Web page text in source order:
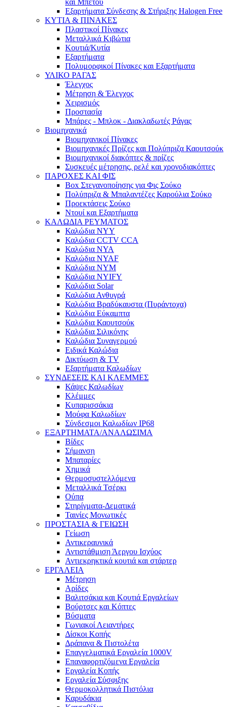
και Μπετού
Εξαρτήματα Σύνδεσης & Στήριξης Halogen Free
ΚΥΤΙΑ & ΠΙΝΑΚΕΣ
Πλαστικοί Πίνακες
Μεταλλικά Κιβώτια
Κουτιά/Κυτία
Εξαρτήματα
Πολυμορφικοί Πίνακες και Εξαρτήματα
ΥΛΙΚΟ ΡΑΓΑΣ
Έλεγχος
Μέτρηση & Έλεγχος
Χειρισμός
Προστασία
Μπάρες - Μπλοκ - Διακλαδωτές Ράγας
Βιομηχανικά
Βιομηχανικοί Πίνακες
Βιομηχανικές Πρίζες και Πολύπριζα Καουτσούκ
Βιομηχανικοί διακόπτες & πρίζες
Συσκευές μέτρησης, ρελέ και χρονοδιακόπτες
ΠΑΡΟΧΕΣ ΚΑΙ ΦΙΣ
Box Στεγανοποίησης για Φις Σούκο
Πολύπριζα & Μπαλαντέζες Καρούλια Σούκο
Προεκτάσεις Σούκο
Ντουί και Εξαρτήματα
ΚΑΛΩΔΙΑ ΡΕΥΜΑΤΟΣ
Καλώδια NYY
Καλώδια CCTV CCA
Καλώδια NYA
Καλώδια NYAF
Καλώδια NYM
Καλώδια NYIFY
Καλώδια Solar
Καλώδια Ανθυγρά
Καλώδια Βραδύκαυστα (Πυράντοχα)
Καλώδια Εύκαμπτα
Καλώδια Καουτσούκ
Καλώδια Σιλικόνης
Καλώδια Συναγερμού
Ειδικά Καλώδια
Δικτύωση & TV
Εξαρτήματα Καλωδίων
ΣΥΝΔΕΣΕΙΣ ΚΑΙ ΚΛΕΜΜΕΣ
Κάψες Καλωδίων
Κλέμμες
Κυπαρισσάκια
Μούφα Καλωδίων
Σύνδεσμοι Καλωδίων IP68
ΕΞΑΡΤΗΜΑΤΑ/ΑΝΑΛΩΣΙΜΑ
Βίδες
Σήμανση
Μπαταρίες
Χημικά
Θερμοσυστελλόμενα
Μεταλλικά Τσέρκι
Ούπα
Στηρίγματα-Δεματικά
Ταινίες Μονωτικές
ΠΡΟΣΤΑΣΙΑ & ΓΕΙΩΣΗ
Γείωση
Αντικεραυνικά
Αντιστάθμιση Άεργου Ισχύος
Αντιεκρηκτικά κουτιά και στάρτερ
ΕΡΓΑΛΕΙΑ
Μέτρηση
Αρίδες
Βαλιτσάκια και Κουτιά Εργαλείων
Βούρτσες και Κόπτες
Βύσματα
Γωνιακοί Λειαντήρες
Δίσκοι Κοπής
Δράπανα & Πιστολέτα
Επαγγελματικά Εργαλεία 1000V
Επαναφορτιζόμενα Εργαλεία
Εργαλεία Κοπής
Εργαλεία Σύσφιξης
Θερμοκολλητικά Πιστόλια
Καρυδάκια